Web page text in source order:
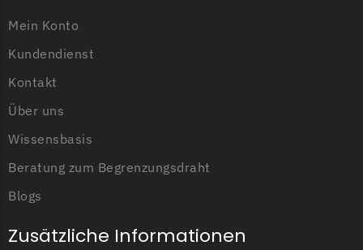
Mein Konto
Kundendienst
Kontakt
Über uns
Wissensbasis
Beratung zum Begrenzungsdraht
Blogs
Zusätzliche Informationen